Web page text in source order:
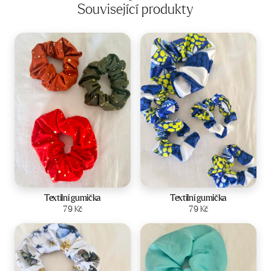
Související produkty
Textilní gumička
79Kč
Zobrazit produkt
Textilní gumička
79Kč
Zobrazit produkt